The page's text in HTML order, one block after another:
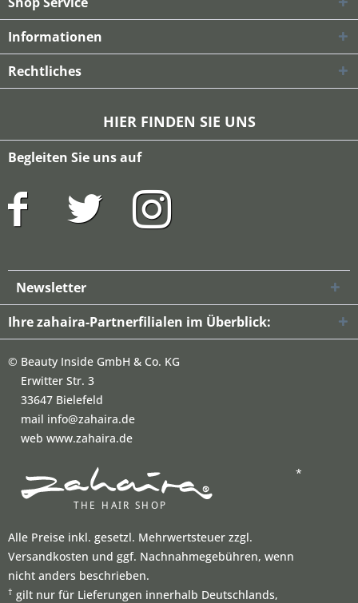
Informationen
Rechtliches
HIER FINDEN SIE UNS
Begleiten Sie uns auf
Newsletter
Ihre zahaira-Partnerfilialen im Überblick:
© Beauty Inside GmbH & Co. KG
Erwitter Str. 3
33647 Bielefeld
mail info@zahaira.de
web www.zahaira.de
*
Alle Preise inkl. gesetzl. Mehrwertsteuer zzgl.
Versandkosten und ggf. Nachnahmegebühren, wenn
nicht anders beschrieben.
† gilt nur für Lieferungen innerhalb Deutschlands,